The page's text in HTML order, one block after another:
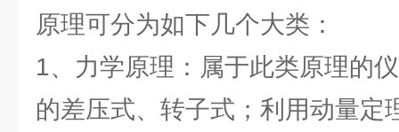
原理可分为如下几个大类：
1、力学原理：属于此类原理的
的差压式、转子式；利用动量定